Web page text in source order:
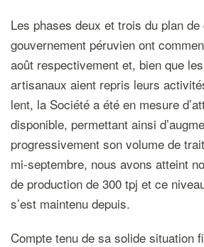
Les phases deux et trois du plan
gouvernement péruvien ont
août respectivement et, bien que
artisanaux aient repris leurs
lent, la Société a été en mesure
disponible, permettant ainsi
progressivement son volume de
mi-septembre, nous avons atteint
de production de 300 tpj et ce
s’est maintenu depuis.
Compte tenu de sa solide situation